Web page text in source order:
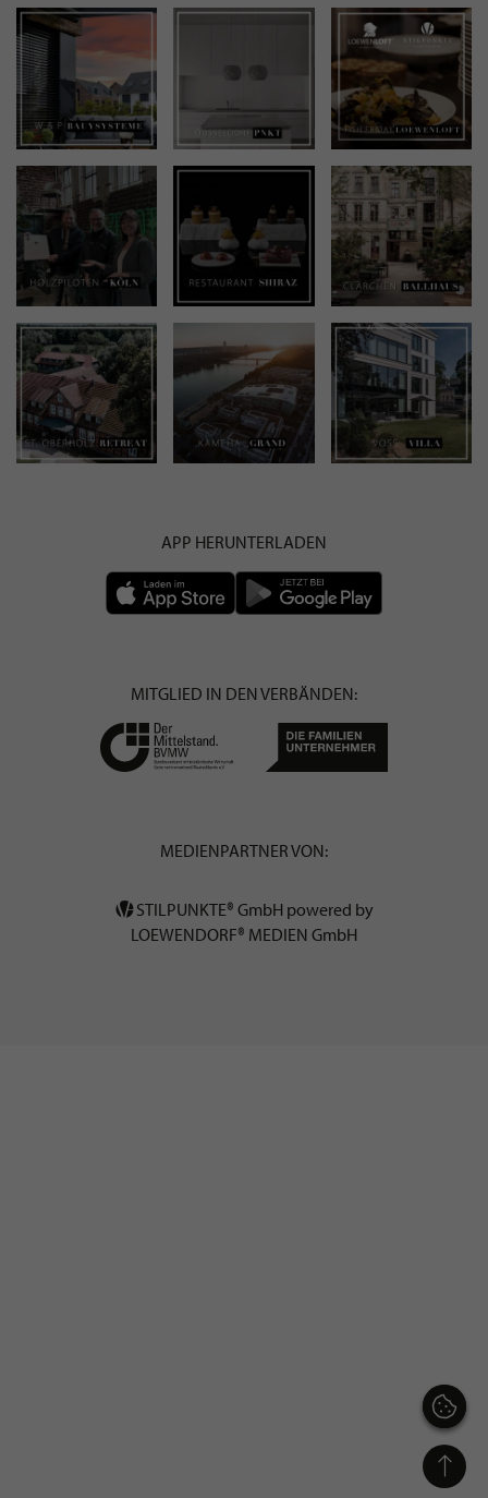
APP HERUNTERLADEN
MITGLIED IN DEN VERBÄNDEN:
MEDIENPARTNER VON:
STILPUNKTE® GmbH powered by
LOEWENDORF® MEDIEN GmbH